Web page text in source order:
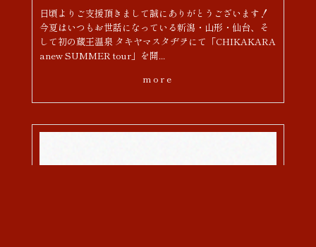
日頃よりご支援頂きまして誠にありがとうございます！
今夏はいつもお世話になっている新潟・山形・仙台、そ
して初の蔵王温泉 タキヤマスタヂヲにて「CHIKAKARA
anew SUMMER tour」を開...
more